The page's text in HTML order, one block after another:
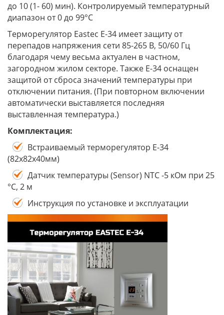
до 10 (1- 60) мин). Контролируемый температурный
диапазон от 0 до 99°C
Терморегулятор Eastec E-34 имеет защиту от
перепадов напряжения сети 85-265 В, 50/60 Гц
благодаря чему весьма актуален в частном,
загородном жилом секторе. Также Е-34 оснащен
защитой от сброса значений температуры при
отключении питания. (При повторном включении
автоматически выставляется последняя
выставленная температура.)
Комплектация:
Встраиваемый терморегулятор Е-34
(82х82х40мм)
Датчик температуры (Sensor) NTC -5 кОм при 25
°С, 2 м
Инструкция по установке и эксплуатации